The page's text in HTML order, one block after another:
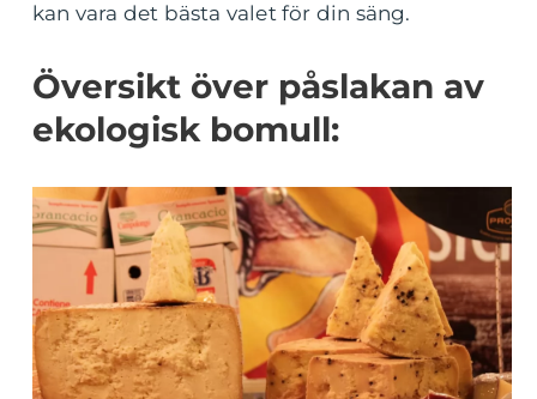
kan vara det bästa valet för din säng.
Översikt över påslakan av
ekologisk bomull: